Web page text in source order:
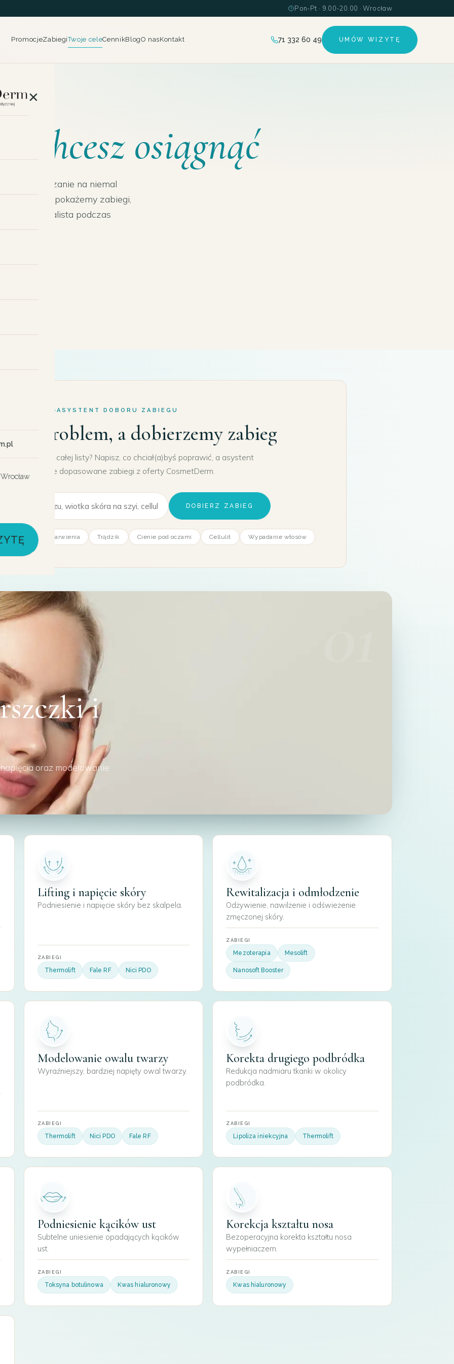
Pon-Pt · 9.00-20.00 · Wrocław
PromocjeZabiegiTwoje celeCennikBlogO nasKontakt 71 332 60 49 UMÓW WIZYTĘ
×
chcesz osiągnąć
rozwiązanie na niemal
efekt, a my pokażemy zabiegi,
specjalista podczas
ASYSTENT DOBORU ZABIEGU
problem, a dobierzemy zabieg
przeglądać całej listy? Napisz, co chciał(a)byś poprawić, a asystent
zaproponuje dopasowane zabiegi z oferty CosmetDerm.
DOBIERZ ZABIEG
Przebarwienia Trądzik Cienie pod oczami Cellulit Wypadanie włosów
i
oraz modelowanie
Lifting i napięcie skóry
Podniesienie i napięcie skóry bez skalpela.
ZABIEGI
Thermolift Fale RF Nici PDO
Rewitalizacja i odmłodzenie
Odżywienie, nawilżenie i odświeżenie
zmęczonej skóry.
ZABIEGI
Mezoterapia Mesolift
Nanosoft Booster
Modelowanie owalu twarzy
Wyraźniejszy, bardziej napięty owal twarzy.
ZABIEGI
Thermolift Nici PDO Fale RF
Korekta drugiego podbródka
Redukcja nadmiaru tkanki w okolicy
podbródka.
ZABIEGI
Lipoliza iniekcyjna Thermolift
Podniesienie kącików ust
Subtelne uniesienie opadających kącików
ust.
ZABIEGI
Toksyna botulinowa Kwas hialuronowy
Korekcja kształtu nosa
Bezoperacyjna korekta kształtu nosa
wypełniaczem.
ZABIEGI
Kwas hialuronowy